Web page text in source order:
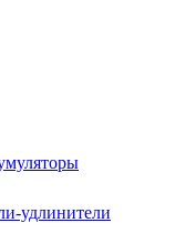
удлинители